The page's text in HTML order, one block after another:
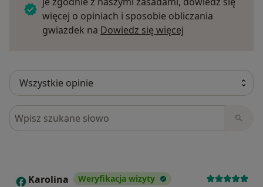
więcej o opiniach i sposobie obliczania
gwiazdek na Dowiedz się więcej
Szukaj w opiniach
K Karolina Weryfikacja wizyty